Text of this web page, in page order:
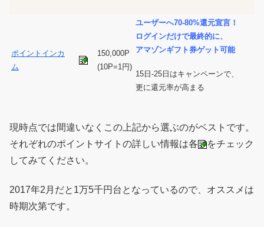
ポイントインカ
ム
150,000P
(10P=1円)
ユーザーへ70-80%還元宣言！
ログインだけで最終的に、
アマゾンギフト券ゲット可能
15日-25日はキャンペーンで、
更に還元率が高まる
現時点では間違いなくこの上記から選ぶのがベストです。
それぞれのポイントサイトの詳しい情報は各
をチェック
してみてください。
2017年2月だと1万5千円台となっているので、オススメは
時期次第です。